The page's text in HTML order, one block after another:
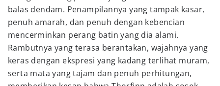
balas dendam. Penampilannya yang tampak kasar,
penuh amarah, dan penuh dengan kebencian
mencerminkan perang batin yang dia alami.
Rambutnya yang terasa berantakan, wajahnya yang
keras dengan ekspresi yang kadang terlihat muram,
serta mata yang tajam dan penuh perhitungan,